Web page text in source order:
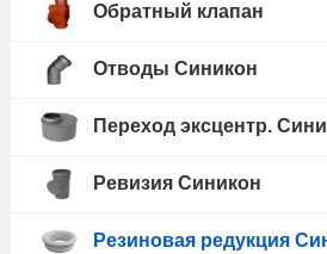
Обратный клапан
Отводы Синикон
Переход эксцентр.
Ревизия Синикон
Резиновая редукция